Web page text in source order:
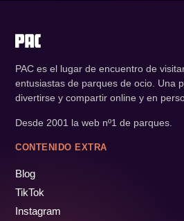
PAC es el lugar de encuentro de
entusiastas de parques de ocio. Una
divertirse y compartir online y en
Desde 2001 la web nº1 de parques.
CONTENIDO EXTRA
Blog
TikTok
Instagram